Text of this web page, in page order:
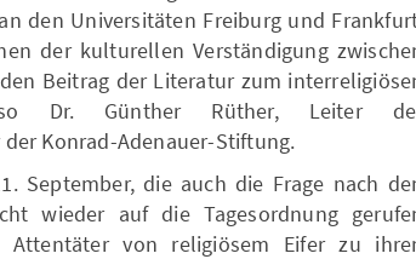
den Universitäten Freiburg und
der kulturellen Verständigung
Beitrag der Literatur zum
so Dr. Günther Rüther, Leiter
Konrad-Adenauer-Stiftung.
September, die auch die Frage nach
wieder auf die Tagesordnung
von religiösem Eifer zu